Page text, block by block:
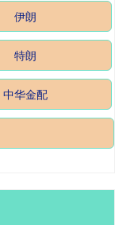
伊朗
特朗
中华金配